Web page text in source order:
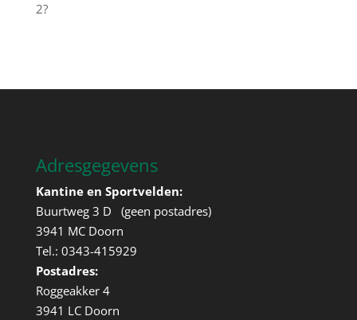
2?
Adresgegevens
Kantine en Sportvelden:
Buurtweg 3 D (geen postadres)
3941 MC Doorn
Tel.: 0343-415929
Postadres:
Roggeakker 4
3941 LC Doorn